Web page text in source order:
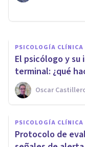
PSICOLOGÍA CLÍNICA
El psicólogo y
terminal: ¿qué
Oscar
PSICOLOGÍA CLÍNICA
Protocolo de